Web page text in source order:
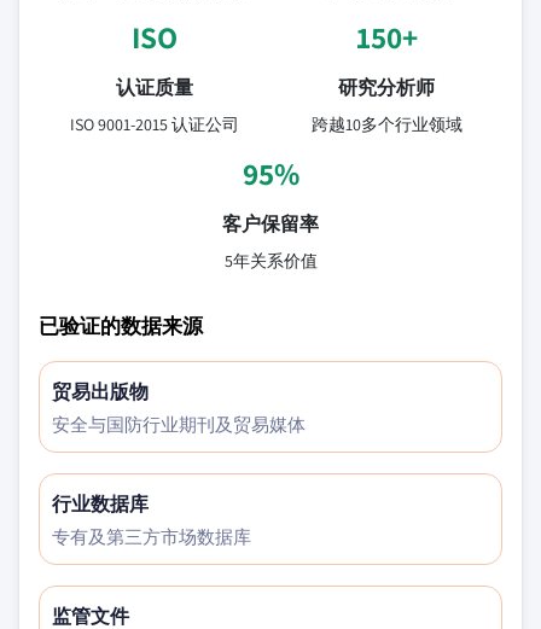
ISO
认证质量
ISO 9001-2015 认证公司
150+
研究分析师
跨越10多个行业领域
95%
客户保留率
5年关系价值
已验证的数据来源
贸易出版物
安全与国防行业期刊及贸易媒体
行业数据库
专有及第三方市场数据库
监管文件